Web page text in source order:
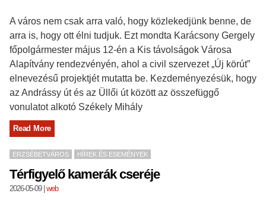
A város nem csak arra való, hogy közlekedjünk benne, de
arra is, hogy ott élni tudjuk. Ezt mondta Karácsony Gergely
főpolgármester május 12-én a Kis távolságok Városa
Alapítvány rendezvényén, ahol a civil szervezet „Új körút”
elnevezésű projektjét mutatta be. Kezdeményezésük, hogy
az Andrássy út és az Üllői út között az összefüggő
vonulatot alkotó Székely Mihály
Read More
ERZSÉBETVÁROS HÍREK ÉS ESEMÉNYEK
Térfigyelő kamerák cseréje
2026-05-09| web